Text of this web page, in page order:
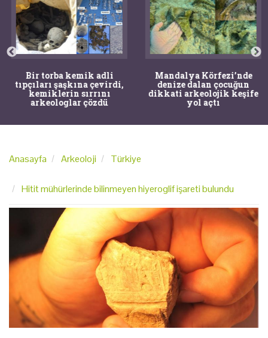
Bir torba kemik adli
tıpçıları şaşkına çevirdi,
kemiklerin sırrını
arkeologlar çözdü
Mandalya Körfezi’nde
denize dalan çocuğun
dikkati arkeolojik keşife
yol açtı
Anasayfa Arkeoloji Türkiye
Hitit mühürlerinde bilinmeyen hiyeroglif işareti bulundu